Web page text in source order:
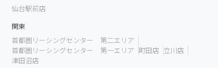
仙台駅前店
関東
首都圏リーシングセンター 第二エリア
首都圏リーシングセンター 第一エリア 町田店 立川店
津田沼店